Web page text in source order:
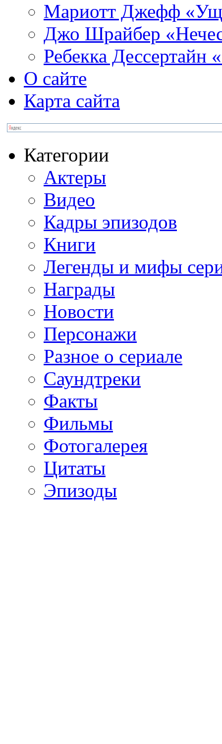
Мариотт Джефф
Джо Шрайбер
Ребекка Десcертайн
О сайте
Карта сайта
Категории
Актеры
Видео
Кадры эпизодов
Книги
Легенды и мифы
Награды
Новости
Персонажи
Разное о сериале
Саундтреки
Факты
Фильмы
Фотогалерея
Цитаты
Эпизоды